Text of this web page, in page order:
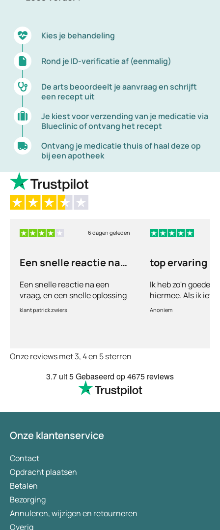
Kies je behandeling
Rond je ID-verificatie af (eenmalig)
De arts beoordeelt je aanvraag en schrijft
een recept uit
Je kiest voor verzending van je medicatie via
Blueclinic of ontvang het recept
Ontvang je medicatie thuis of haal deze op
bij een apotheek
6 dagen geleden
Een snelle reactie na
Een snelle reactie na een
vraag, en een snelle oplossing
klant patrick zwiers
top ervaring
Ik heb zo'n goede
hiermee. Als ik iets
vul ik een
te smeken voor
(meer) geld, maar
Anoniem
Onze reviews met 3, 4 en 5 sterren
3.7 uit 5Gebaseerd op4675 reviews
Onze klantenservice
Contact
Opdracht plaatsen
Betalen
Bezorging
Annuleren, wijzigen en retourneren
Overig